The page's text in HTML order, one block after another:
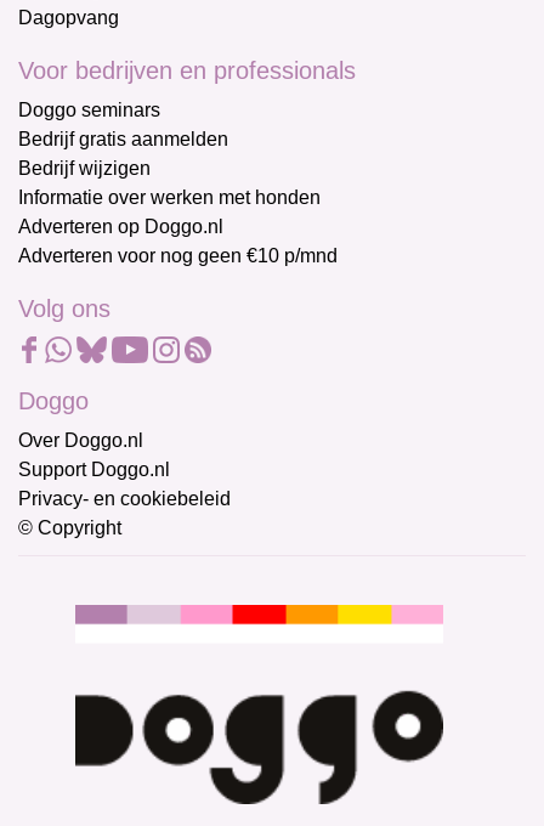
Dagopvang
Voor bedrijven en professionals
Doggo seminars
Bedrijf gratis aanmelden
Bedrijf wijzigen
Informatie over werken met honden
Adverteren op Doggo.nl
Adverteren voor nog geen €10 p/mnd
Volg ons
Doggo
Over Doggo.nl
Support Doggo.nl
Privacy- en cookiebeleid
© Copyright